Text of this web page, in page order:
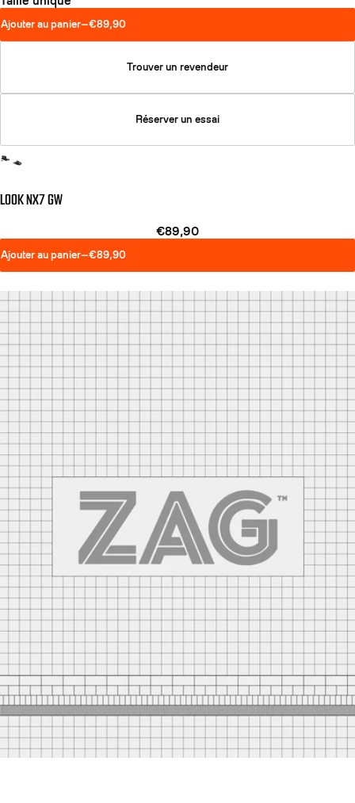
Ajouter au panier—€89,90
Trouver un revendeur
Réserver un essai
LOOK NX7 GW
€89,90
Ajouter au panier—€89,90